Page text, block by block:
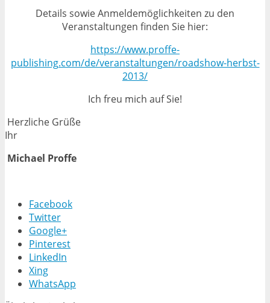
Details sowie Anmeldemöglichkeiten zu den
Veranstaltungen finden Sie hier:
https://www.proffe-
publishing.com/de/veranstaltungen/roadshow-herbst-
2013/
Ich freu mich auf Sie!
Herzliche Grüße
Ihr
Michael Proffe
Facebook
Twitter
Google+
Pinterest
LinkedIn
Xing
WhatsApp